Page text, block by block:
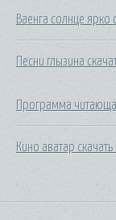
Ваенга солнце ярко
Песни глызина
Программа
Кино аватар